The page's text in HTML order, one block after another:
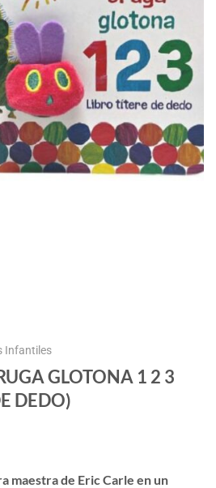
Infantiles
GLOTONA 1 2 3
DEDO)
maestra de Eric Carle en un